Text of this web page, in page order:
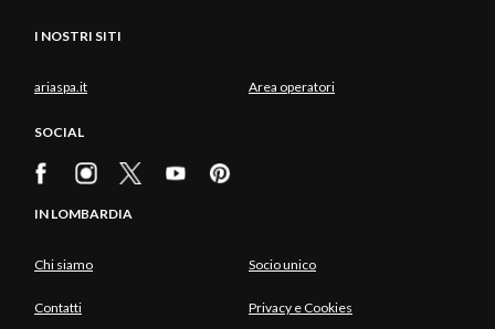
I NOSTRI SITI
ariaspa.it Area operatori
SOCIAL
IN LOMBARDIA
Chi siamo Socio unico
Contatti Privacy e Cookies